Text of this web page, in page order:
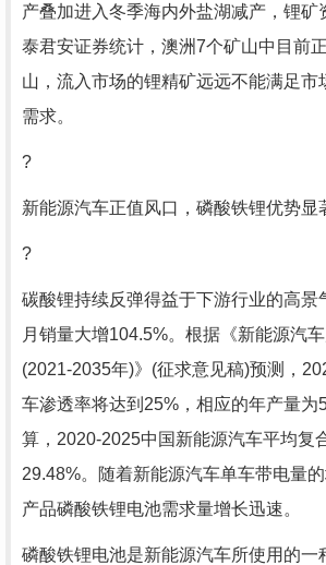
产叠加进入冬季海内外盐湖减产，锂矿
泰君安证券统计，澳洲7个矿山中目前
山，流入市场的锂精矿远远不能满足市
需求。
?
新能源汽车正值风口，磷酸铁锂优势显
?
碳酸锂持续反弹得益于下游行业的高景
月销量大增104.5%。根据《新能源汽
(2021-2035年)》(征求意见稿)预测，
车渗透率将达到25%，相应的年产量为
算，2020-2025中国新能源汽车平均复
29.48%。随着新能源汽车单车带电量
产品磷酸铁锂电池需求量增长迅速。
磷酸铁锂电池是新能源汽车所使用的一